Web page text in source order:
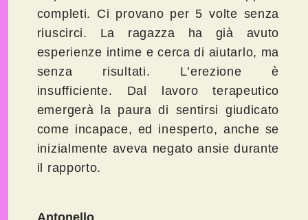
completi. Ci provano per 5 volte senza
riuscirci. La ragazza ha già avuto
esperienze intime e cerca di aiutarlo, ma
senza risultati. L’erezione è
insufficiente. Dal lavoro terapeutico
emergerà la paura di sentirsi giudicato
come incapace, ed inesperto, anche se
inizialmente aveva negato ansie durante
il rapporto.